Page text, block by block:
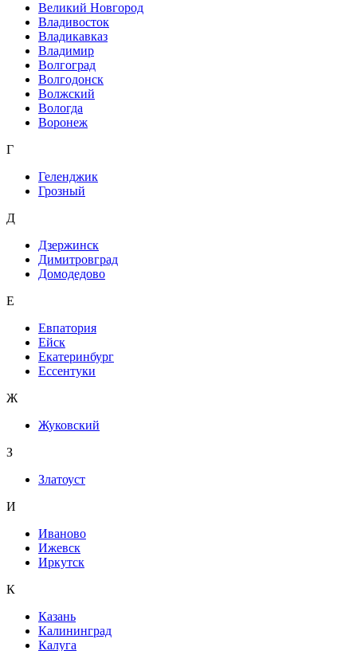
Великий Новгород
Владивосток
Владикавказ
Владимир
Волгоград
Волгодонск
Волжский
Вологда
Воронеж
Г
Геленджик
Грозный
Д
Дзержинск
Димитровград
Домодедово
Е
Евпатория
Ейск
Екатеринбург
Ессентуки
Ж
Жуковский
З
Златоуст
И
Иваново
Ижевск
Иркутск
К
Казань
Калининград
Калуга